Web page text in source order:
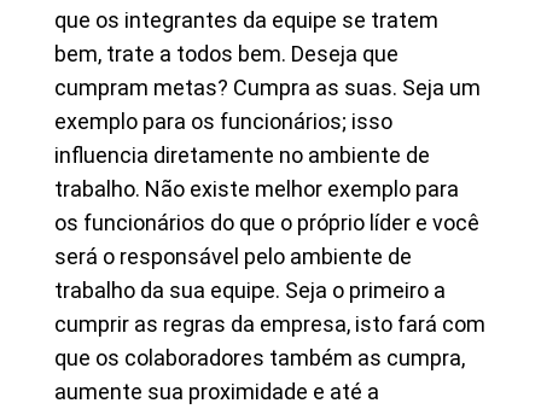
que os integrantes da equipe se tratem
bem, trate a todos bem. Deseja que
cumpram metas? Cumpra as suas. Seja um
exemplo para os funcionários; isso
influencia diretamente no ambiente de
trabalho. Não existe melhor exemplo para
os funcionários do que o próprio líder e você
será o responsável pelo ambiente de
trabalho da sua equipe. Seja o primeiro a
cumprir as regras da empresa, isto fará com
que os colaboradores também as cumpra,
aumente sua proximidade e até a